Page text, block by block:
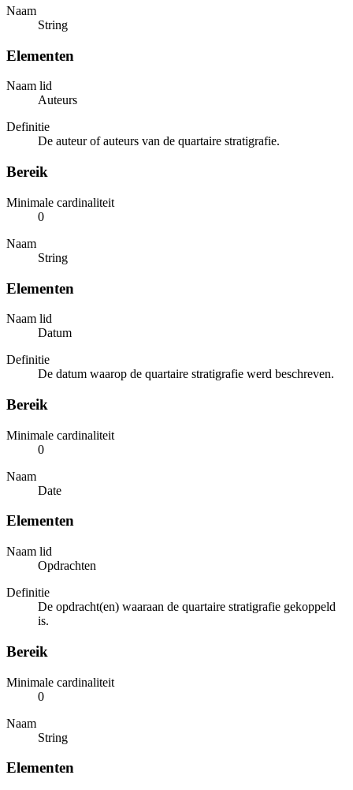
Naam
String
Elementen
Naam lid
Auteurs
Definitie
De auteur of auteurs van de quartaire stratigrafie.
Bereik
Minimale cardinaliteit
0
Naam
String
Elementen
Naam lid
Datum
Definitie
De datum waarop de quartaire stratigrafie werd beschreven.
Bereik
Minimale cardinaliteit
0
Naam
Date
Elementen
Naam lid
Opdrachten
Definitie
De opdracht(en) waaraan de quartaire stratigrafie gekoppeld
is.
Bereik
Minimale cardinaliteit
0
Naam
String
Elementen